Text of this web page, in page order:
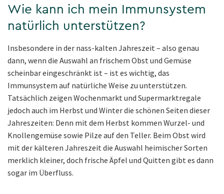
Wie kann ich mein Immunsystem
natürlich unterstützen?
Insbesondere in der nass-kalten Jahreszeit – also genau
dann, wenn die Auswahl an frischem Obst und Gemüse
scheinbar eingeschränkt ist – ist es wichtig, das
Immunsystem auf natürliche Weise zu unterstützen.
Tatsächlich zeigen Wochenmarkt und Supermarktregale
jedoch auch im Herbst und Winter die schönen Seiten dieser
Jahreszeiten: Denn mit dem Herbst kommen Wurzel- und
Knollengemüse sowie Pilze auf den Teller. Beim Obst wird
mit der kälteren Jahreszeit die Auswahl heimischer Sorten
merklich kleiner, doch frische Äpfel und Quitten gibt es dann
sogar im Überfluss.